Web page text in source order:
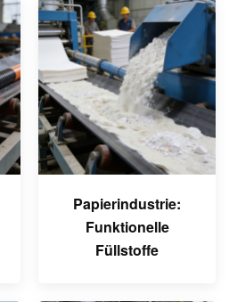
Papierindustrie:
Funktionelle
Füllstoffe